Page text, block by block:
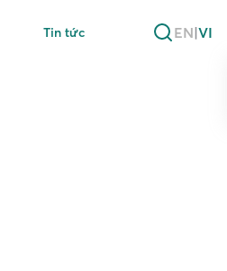
Tin tức EN|VI